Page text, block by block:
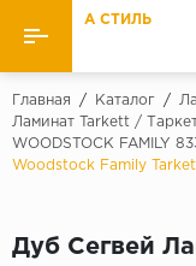
Назад
Ламинат
Ковролин и
А СТИЛЬ
Главная / Каталог /
Ламинат Tarkett /
WOODSTOCK FAMILY
Woodstock Family
Дуб Сегвей